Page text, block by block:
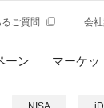
ご質問 会
ーン マーケッ